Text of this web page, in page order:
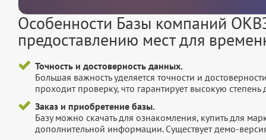
Особенности Базы компаний
предоставлению мест для
Точность и достоверность данных.
Большая важность уделяется точности и
проходит проверку, что гарантирует высокую
Заказ и приобретение базы.
Базу можно скачать для ознакомления, купить для
дополнительной информации. Существует демо-